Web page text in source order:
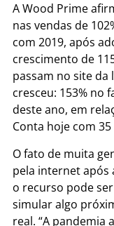
A Wood Prime
nas vendas de
com 2019, após
crescimento de
passam no site da
cresceu: 153% no
deste ano, em
Conta hoje com
O fato de muita
pela internet após
o recurso pode
simular algo
real. “A pandemia